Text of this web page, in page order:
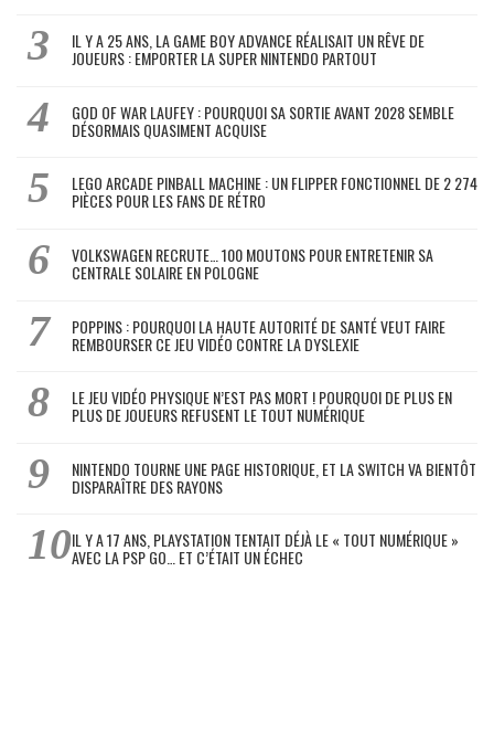
IL Y A 25 ANS, LA GAME BOY ADVANCE RÉALISAIT UN RÊVE DE
JOUEURS : EMPORTER LA SUPER NINTENDO PARTOUT
GOD OF WAR LAUFEY : POURQUOI SA SORTIE AVANT 2028 SEMBLE
DÉSORMAIS QUASIMENT ACQUISE
LEGO ARCADE PINBALL MACHINE : UN FLIPPER FONCTIONNEL DE 2 274
PIÈCES POUR LES FANS DE RÉTRO
VOLKSWAGEN RECRUTE… 100 MOUTONS POUR ENTRETENIR SA
CENTRALE SOLAIRE EN POLOGNE
POPPINS : POURQUOI LA HAUTE AUTORITÉ DE SANTÉ VEUT FAIRE
REMBOURSER CE JEU VIDÉO CONTRE LA DYSLEXIE
LE JEU VIDÉO PHYSIQUE N’EST PAS MORT ! POURQUOI DE PLUS EN
PLUS DE JOUEURS REFUSENT LE TOUT NUMÉRIQUE
NINTENDO TOURNE UNE PAGE HISTORIQUE, ET LA SWITCH VA BIENTÔT
DISPARAÎTRE DES RAYONS
IL Y A 17 ANS, PLAYSTATION TENTAIT DÉJÀ LE « TOUT NUMÉRIQUE »
AVEC LA PSP GO… ET C’ÉTAIT UN ÉCHEC